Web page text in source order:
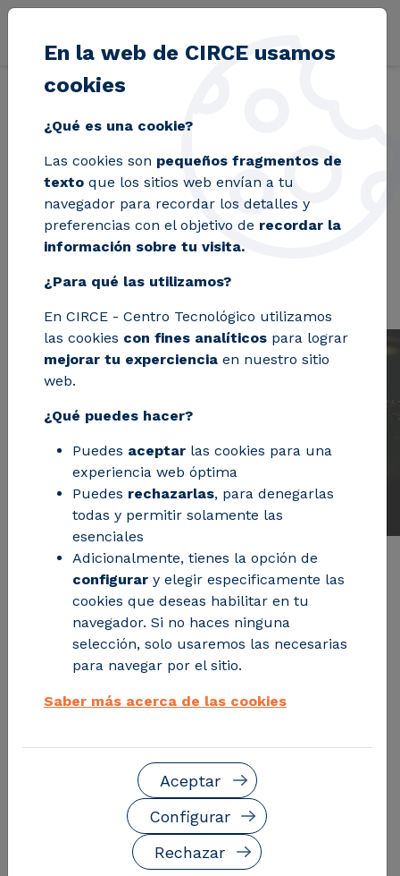
Pasar al contenido principal
Sostenibilidad Energía
Digitalización
Soluciones
Juntos enfrentamos los retos presentes y futuros.
En la web de CIRCE usamos
cookies
¿Qué es una cookie?
Las cookies son pequeños fragmentos de
texto que los sitios web envían a tu
navegador para recordar los detalles y
preferencias con el objetivo de recordar la
información sobre tu visita.
¿Para qué las utilizamos?
En CIRCE - Centro Tecnológico utilizamos
las cookies con fines analíticos para lograr
mejorar tu experciencia en nuestro sitio
web.
¿Qué puedes hacer?
Puedes aceptar las cookies para una
experiencia web óptima
Puedes rechazarlas, para denegarlas
todas y permitir solamente las
esenciales
Adicionalmente, tienes la opción de
configurar y elegir especificamente las
cookies que deseas habilitar en tu
navegador. Si no haces ninguna
selección, solo usaremos las necesarias
para navegar por el sitio.
Saber más acerca de las cookies
Rechazar
Configurar
Aceptar